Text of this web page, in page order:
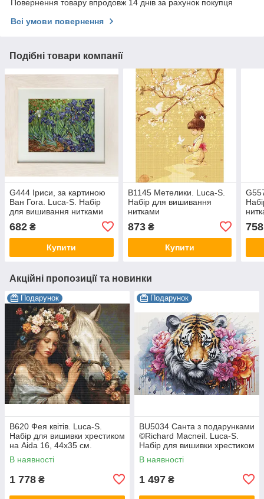
Повернення товару впродовж 14 днів за рахунок покупця
Всі умови повернення
Подібні товари компанії
G444 Іриси, за картиною
Ван Гога. Luca-S. Набір
для вишивання нитками
682 ₴
Купити
B1145 Метелики. Luca-S.
Набір для вишивання
нитками
873₴
Купити
758
Акційні пропозиції та новинки
Подарунок
B620 Фея квітів. Luca-S.
Набір для вишивки хрестиком
на Aida 16, 44х35 см.
В наявності
1 778 ₴
Подарунок
BU5034 Санта з подарунками
©Richard Macneil. Luca-S.
Набір для вишивки хрестиком
В наявності
1 497 ₴